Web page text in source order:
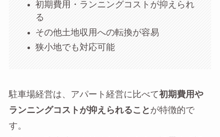
初期費用・ランニングコストが抑えられ
る
その他土地収用への転換が容易
狭小地でも対応可能
駐車場経営は、アパート経営に比べて初期費用や
ランニングコストが抑えられること が特徴的で
す。